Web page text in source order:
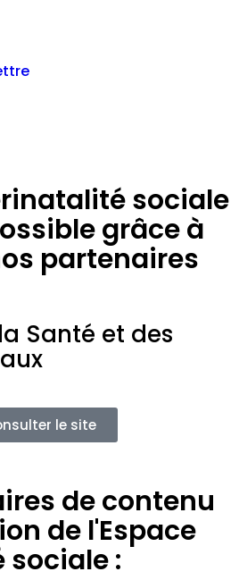
sociale
grâce à
partenaires
Santé et des
le site
de contenu
de l'Espace
: